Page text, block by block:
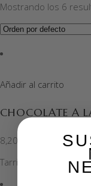
Mostrando los 6
Añadir al carrito
CHOCOLATE A
8,20
Tarrina de chocolate